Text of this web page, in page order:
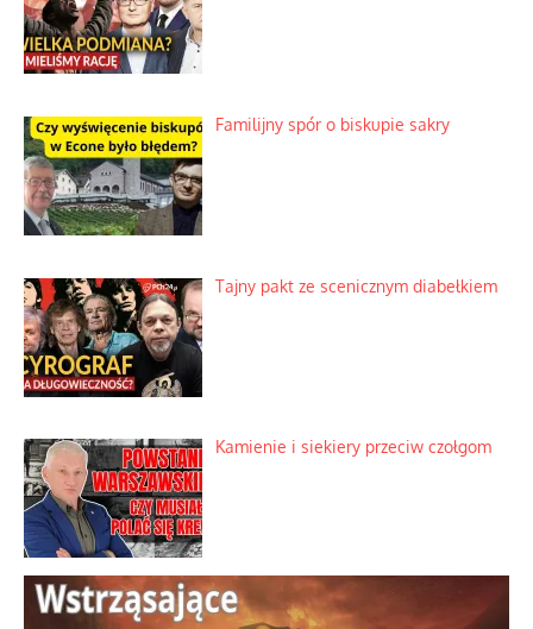
Familijny spór o biskupie sakry
Tajny pakt ze scenicznym diabełkiem
Kamienie i siekiery przeciw czołgom